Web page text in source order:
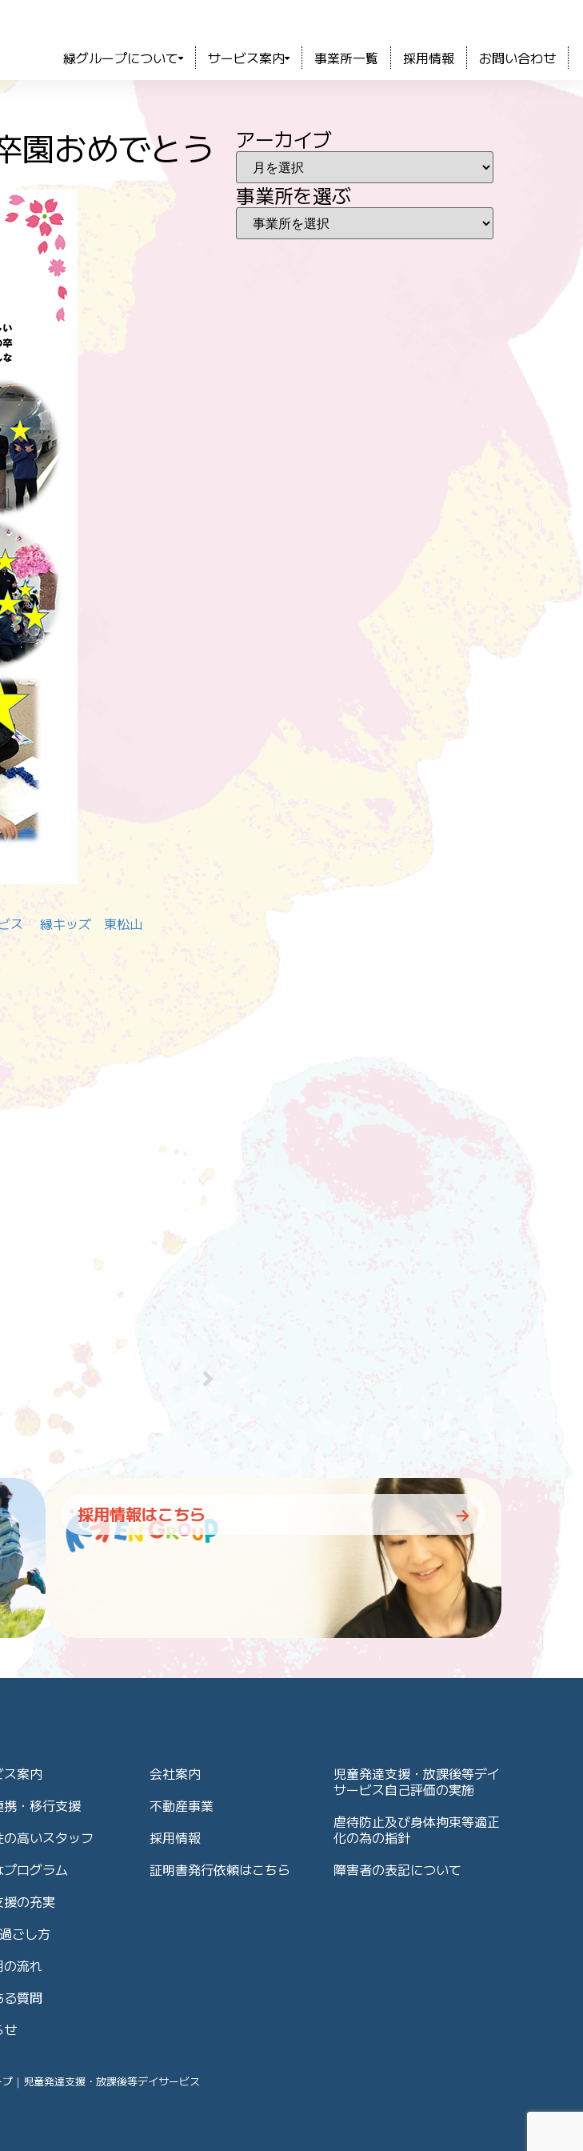
緑グループについて サービス案内 事業所一覧 採用情報 お問い合わせ
園おめでとう
ビス 縁キッズ 東松山
アーカイブ
事業所を選ぶ
採用情報はこちら
案内
携・移行支援
高いスタッフ
ログラム
援の充実
ごし方
の流れ
る質問
せ
会社案内
不動産事業
採用情報
証明書発行依頼はこちら
児童発達支援・放課後等デイ
サービス自己評価の実施
虐待防止及び身体拘束等適正
化の為の指針
障害者の表記について
児童発達支援・放課後等デイサービス